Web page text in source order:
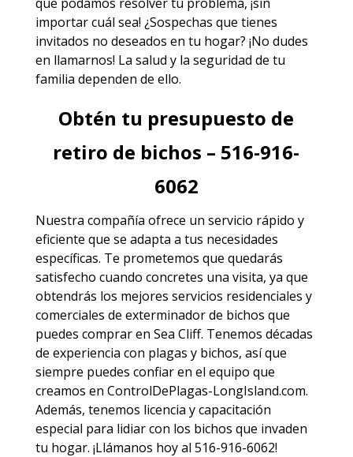
importar cuál sea! ¿Sospechas que tienes
invitados no deseados en tu hogar? ¡No dudes
en llamarnos! La salud y la seguridad de tu
familia dependen de ello.
Obtén tu presupuesto de
retiro de bichos – 516-916-
6062
Nuestra compañía ofrece un servicio rápido y
eficiente que se adapta a tus necesidades
específicas. Te prometemos que quedarás
satisfecho cuando concretes una visita, ya que
obtendrás los mejores servicios residenciales y
comerciales de exterminador de bichos que
puedes comprar en Sea Cliff. Tenemos décadas
de experiencia con plagas y bichos, así que
siempre puedes confiar en el equipo que
creamos en ControlDePlagas-LongIsland.com.
Además, tenemos licencia y capacitación
especial para lidiar con los bichos que invaden
tu hogar. ¡Llámanos hoy al 516-916-6062!